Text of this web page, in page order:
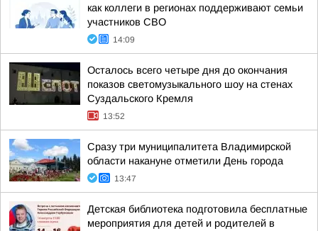
как коллеги в регионах поддерживают семьи
участников СВО
14:09
Осталось всего четыре дня до окончания
показов светомузыкального шоу на стенах
Суздальского Кремля
13:52
Сразу три муниципалитета Владимирской
области накануне отметили День города
13:47
Детская библиотека подготовила бесплатные
мероприятия для детей и родителей в